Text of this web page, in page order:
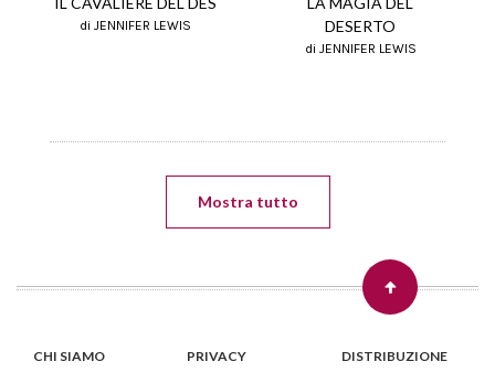
di JENNIFER LEWIS
DESERTO
di JENNIFER LEWIS
Mostra tutto
CHI SIAMO PRIVACY DISTRIBUZIONE